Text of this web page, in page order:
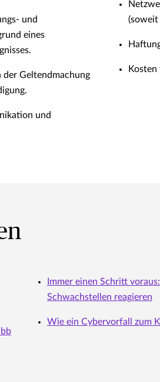
und
eines
der Geltendmachung
und
(soweit
Immer einen Schritt
Schwachstellen reagieren
Wie ein Cybervorfall zum